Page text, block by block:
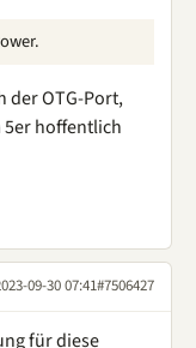
der OTG-Port,
5er hoffentlich
09-30 07:41#7506427
für diese